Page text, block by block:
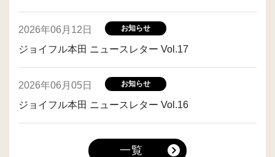
一覧
2026年06月12日 お知らせ
ジョイフル本田 ニュースレター Vol.17
2026年06月05日 お知らせ
ジョイフル本田 ニュースレター Vol.16